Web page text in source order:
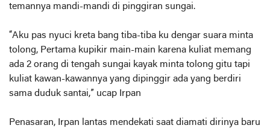
temannya mandi-mandi di pinggiran sungai.
“Aku pas nyuci kreta bang tiba-tiba ku dengar suara minta
tolong, Pertama kupikir main-main karena kuliat memang
ada 2 orang di tengah sungai kayak minta tolong gitu tapi
kuliat kawan-kawannya yang dipinggir ada yang berdiri
sama duduk santai,” ucap Irpan
Penasaran, Irpan lantas mendekati saat diamati dirinya baru